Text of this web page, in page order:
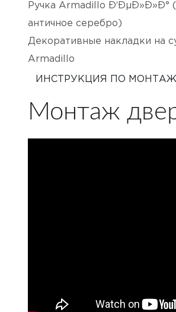
Ручка Armadillo Ð‘ÐµÐ»Ð»Ð°
античное серебро)
Декоративные накладки на
Armadillo
ИНСТРУКЦИЯ ПО
Монтаж